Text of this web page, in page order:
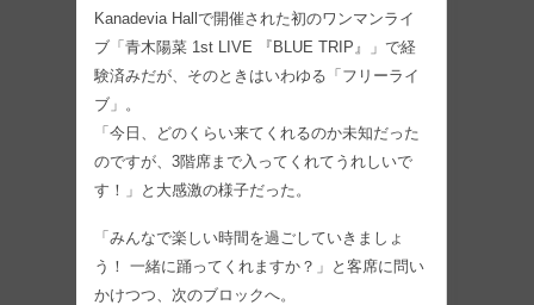
Kanadevia Hallで開催された初のワンマンライ
ブ「青木陽菜 1st LIVE 『BLUE TRIP』」で経
験済みだが、そのときはいわゆる「フリーライ
ブ」。
「今日、どのくらい来てくれるのか未知だった
のですが、3階席まで入ってくれてうれしいで
す！」と大感激の様子だった。
「みんなで楽しい時間を過ごしていきましょ
う！ 一緒に踊ってくれますか？」と客席に問い
かけつつ、次のブロックへ。